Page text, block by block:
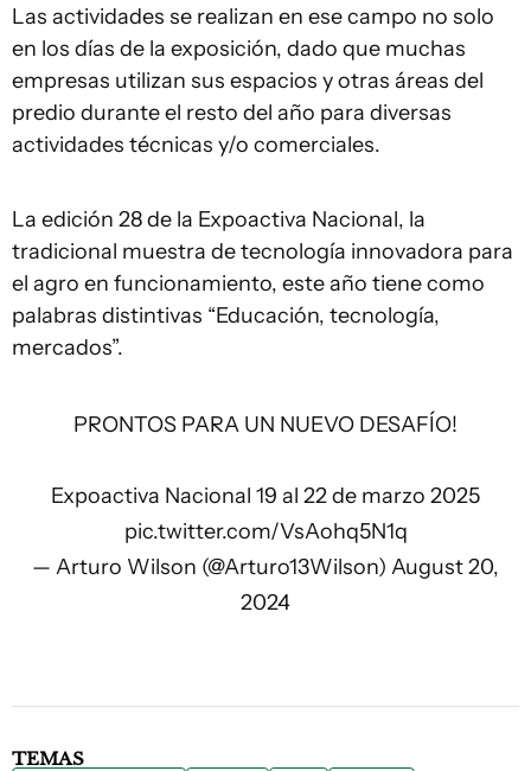
Las actividades se realizan en ese campo no solo
en los días de la exposición, dado que muchas
empresas utilizan sus espacios y otras áreas del
predio durante el resto del año para diversas
actividades técnicas y/o comerciales.
La edición 28 de la Expoactiva Nacional, la
tradicional muestra de tecnología innovadora para
el agro en funcionamiento, este año tiene como
palabras distintivas “Educación, tecnología,
mercados”.
PRONTOS PARA UN NUEVO DESAFÍO!
Expoactiva Nacional 19 al 22 de marzo 2025
pic.twitter.com/VsAohq5N1q
— Arturo Wilson (@Arturo13Wilson) August 20,
2024
TEMAS